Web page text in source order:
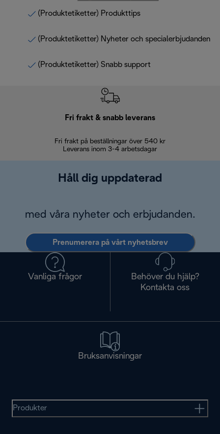
(Produktetiketter) Produkttips
(Produktetiketter) Nyheter och specialerbjudanden
(Produktetiketter) Snabb support
Fri frakt & snabb leverans
Fri frakt på beställningar över 540 kr
Leverans inom 3-4 arbetsdagar
Håll dig uppdaterad
med våra nyheter och erbjudanden.
Prenumerera på vårt nyhetsbrev
Vanliga frågor
Behöver du hjälp?
Kontakta oss
Bruksanvisningar
Produkter